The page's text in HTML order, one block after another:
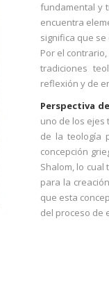
fundamental y
encuentra
significa que
Por el
tradiciones
reflexión y de
Perspectiva
uno de los ejes
de la teología
concepción
Shalom, lo
para la
que esta
del proceso de